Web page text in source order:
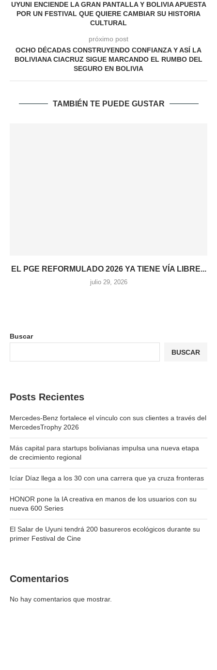
UYUNI ENCIENDE LA GRAN PANTALLA Y BOLIVIA APUESTA
POR UN FESTIVAL QUE QUIERE CAMBIAR SU HISTORIA
CULTURAL
próximo post
OCHO DÉCADAS CONSTRUYENDO CONFIANZA Y ASÍ LA
BOLIVIANA CIACRUZ SIGUE MARCANDO EL RUMBO DEL
SEGURO EN BOLIVIA
TAMBIÉN TE PUEDE GUSTAR
EL PGE REFORMULADO 2026 YA TIENE VÍA LIBRE...
julio 29, 2026
Buscar
BUSCAR
Posts Recientes
Mercedes-Benz fortalece el vínculo con sus clientes a través del
MercedesTrophy 2026
Más capital para startups bolivianas impulsa una nueva etapa
de crecimiento regional
Icíar Díaz llega a los 30 con una carrera que ya cruza fronteras
HONOR pone la IA creativa en manos de los usuarios con su
nueva 600 Series
El Salar de Uyuni tendrá 200 basureros ecológicos durante su
primer Festival de Cine
Comentarios
No hay comentarios que mostrar.